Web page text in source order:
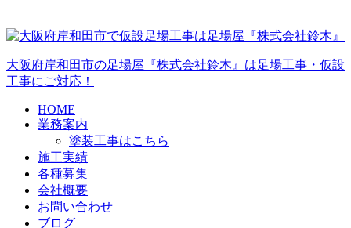
大阪府岸和田市の足場屋『株式会社鈴木』は足場工事・仮設
工事にご対応！
HOME
業務案内
塗装工事はこちら
施工実績
各種募集
会社概要
お問い合わせ
ブログ